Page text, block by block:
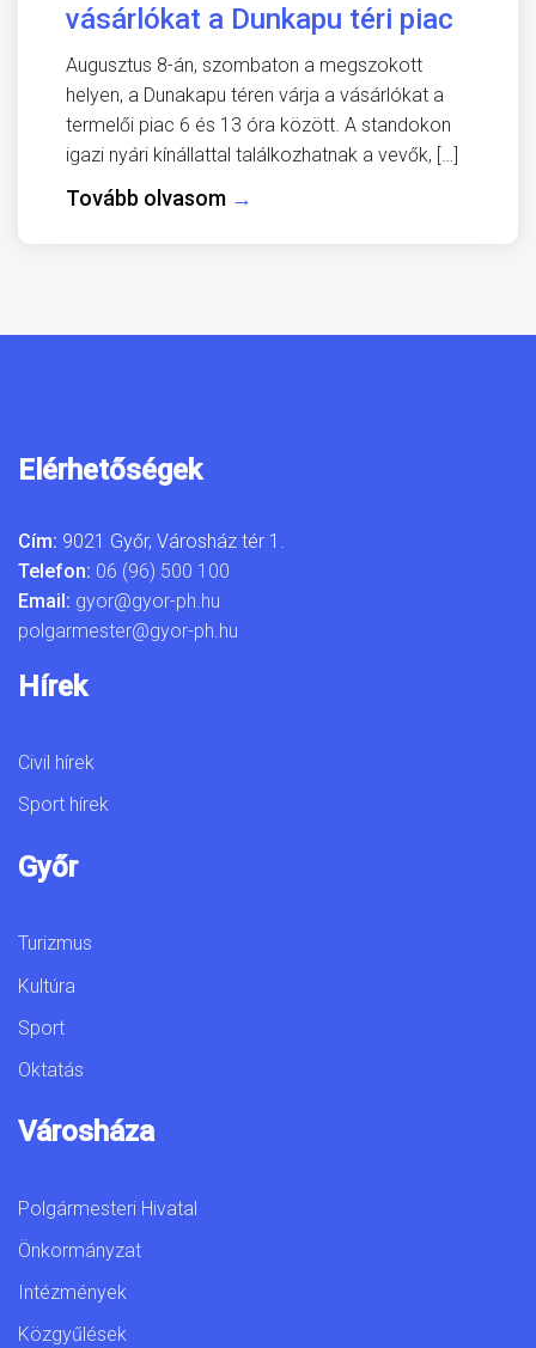
vásárlókat a Dunkapu téri piac
Augusztus 8-án, szombaton a megszokott
helyen, a Dunakapu téren várja a vásárlókat a
termelői piac 6 és 13 óra között. A standokon
igazi nyári kínállattal találkozhatnak a vevők, […]
Tovább olvasom →
Elérhetőségek
Cím: 9021 Győr, Városház tér 1.
Telefon: 06 (96) 500 100
Email: gyor@gyor-ph.hu
polgarmester@gyor-ph.hu
Hírek
Civil hírek
Sport hírek
Győr
Turizmus
Kultúra
Sport
Oktatás
Városháza
Polgármesteri Hivatal
Önkormányzat
Intézmények
Közgyűlések